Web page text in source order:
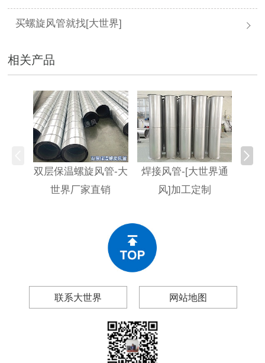
买螺旋风管就找[大世界]
相关产品
双层保温螺旋风管-大
世界厂家直销
焊接风管-[大世界通
风]加工定制
联系大世界 网站地图